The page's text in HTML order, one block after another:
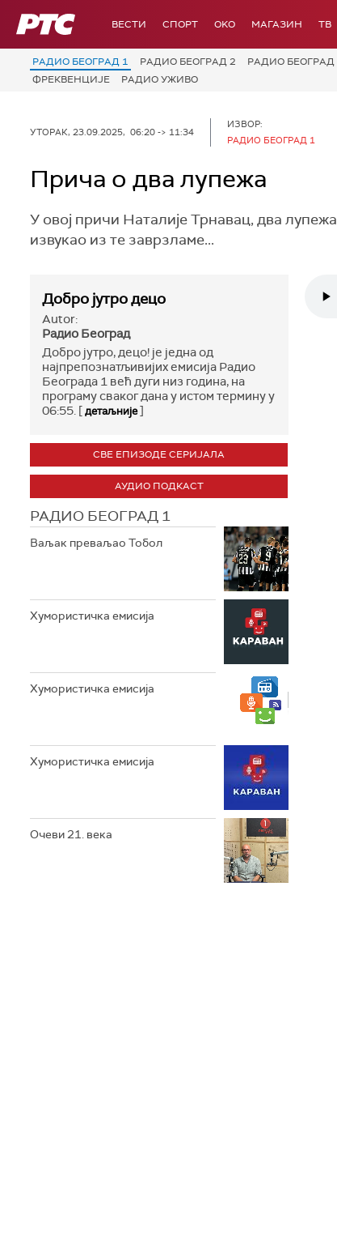
РТС ВЕСТИ СПОРТ OKO МАГАЗИН ТВ
РАДИО БЕОГРАД 1 РАДИО БЕОГРАД 2 РАДИО БЕОГРАД
ФРЕКВЕНЦИЈЕ
РАДИО УЖИВО
УТОРАК, 23.09.2025, 06:20 -> 11:34
ИЗВОР:
РАДИО БЕОГРАД 1
Прича о два лупежа
У овој причи Наталије Трнавац, два
извукао из те заврзламе...
Добро јутро децо
Autor:
Радио Београд
Добро јутро, децо! је једна од
најпрепознатљивијих емисија Радио
Београда 1 већ дуги низ година, на
програму сваког дана у истом термину у
06:55. [детаљније]
СВЕ ЕПИЗОДЕ СЕРИЈАЛА
АУДИО ПОДКАСТ
РАДИО БЕОГРАД 1
Ваљак преваљао Тобол
Хумористичка емисија
Хумористичка емисија
Хумористичка емисија
Очеви 21. века